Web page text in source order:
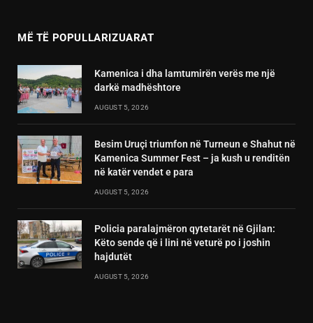
MË TË POPULLARIZUARAT
Kamenica i dha lamtumirën verës me një
darkë madhështore
AUGUST 5, 2026
Besim Uruçi triumfon në Turneun e Shahut në
Kamenica Summer Fest – ja kush u renditën
në katër vendet e para
AUGUST 5, 2026
Policia paralajmëron qytetarët në Gjilan:
Këto sende që i lini në veturë po i joshin
hajdutët
AUGUST 5, 2026